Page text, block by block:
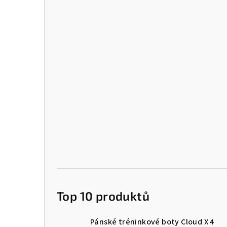
Top 10 produktů
Pánské tréninkové boty Cloud X 4